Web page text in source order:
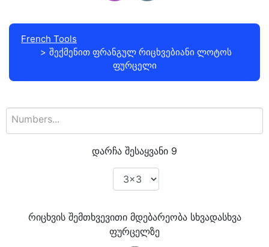
French Tools
შექმენით ფრანგულ რიცხვებიანი ლოტოს
ფურცელი
დარჩა შესაყვანი 9
რიცხვის შემთხვევითი მდებარეობა სხვადასხვა
ფურცელზე